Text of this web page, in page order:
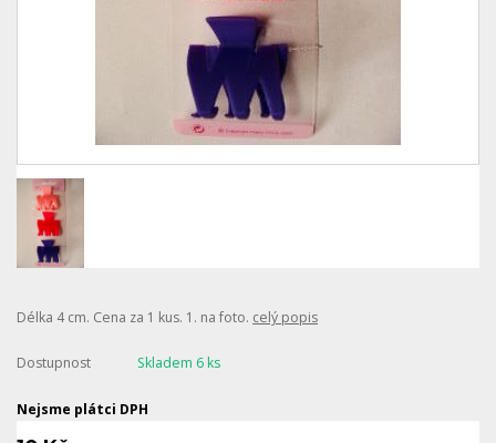
Délka 4 cm. Cena za 1 kus. 1. na foto. celý popis
Dostupnost Skladem 6 ks
Nejsme plátci DPH